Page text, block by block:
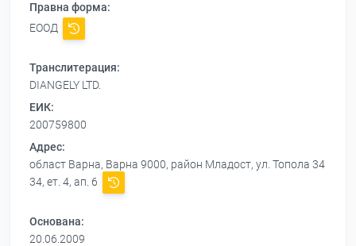
Правна форма:
ЕООД
Транслитерация:
DIANGELY LTD.
ЕИК:
200759800
Адрес:
област Варна, Варна 9000, район Младост, ул. Топола 34
34, ет. 4, ап. 6
Основана:
20.06.2009